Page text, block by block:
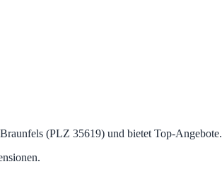
(PLZ 35619) und bietet Top‑Angebote.